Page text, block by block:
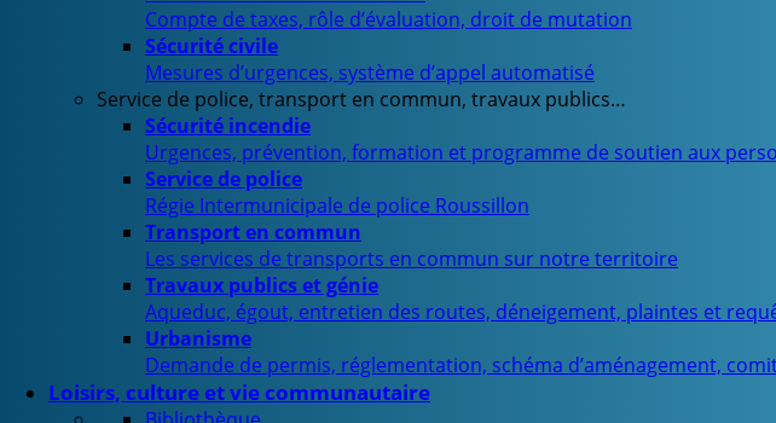
Compte de taxes, rôle d’évaluation, droit de mutation
Sécurité civile
Mesures d’urgences, système d’appel automatisé
Service de police, transport en commun, travaux publics…
Sécurité incendie
Urgences, prévention, formation et programme de soutien aux
Service de police
Régie Intermunicipale de police Roussillon
Transport en commun
Les services de transports en commun sur notre territoire
Travaux publics et génie
Aqueduc, égout, entretien des routes, déneigement, plaintes et
Urbanisme
Demande de permis, réglementation, schéma d’aménagement,
Loisirs, culture et vie communautaire